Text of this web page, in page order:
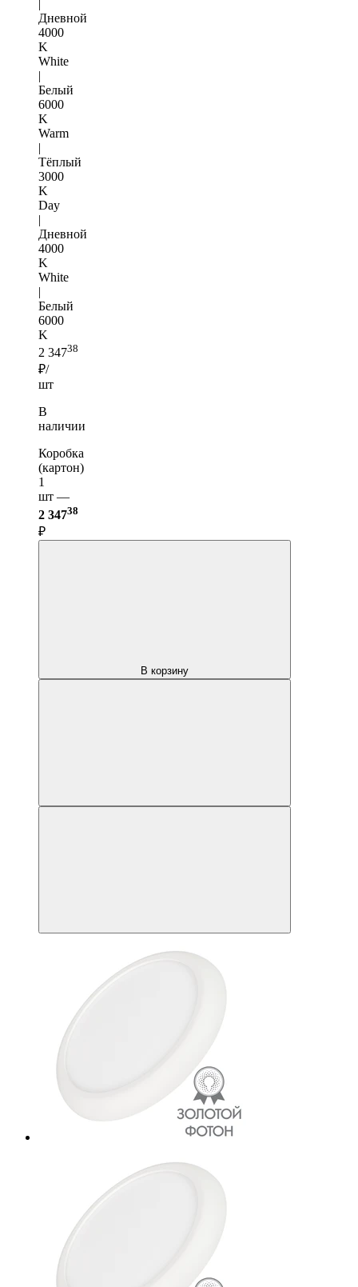
|
Дневной
4000
K
White
|
Белый
6000
K
Warm
|
Тёплый
3000
K
Day
|
Дневной
4000
K
White
|
Белый
6000
K
2 34738
₽/
шт
В
наличии
Коробка
(картон)
1
шт —
2 34738
₽
В корзину